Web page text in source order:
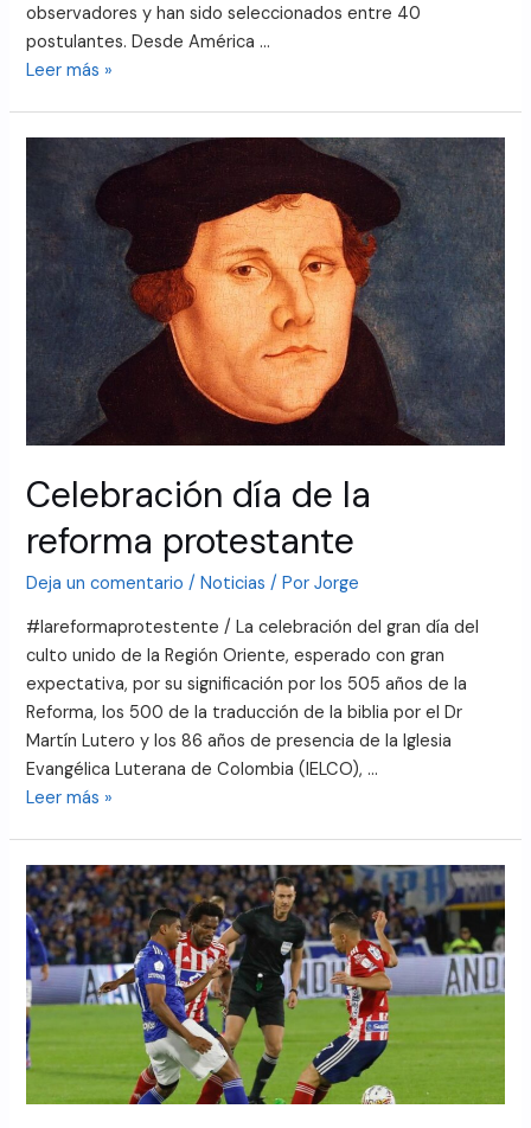
observadores y han sido seleccionados entre 40
postulantes. Desde América …
Leer más »
Celebración día de la
reforma protestante
Deja un comentario /Noticias / PorJorge
#lareformaprotestente / La celebración del gran día del
culto unido de la Región Oriente, esperado con gran
expectativa, por su significación por los 505 años de la
Reforma, los 500 de la traducción de la biblia por el Dr
Martín Lutero y los 86 años de presencia de la Iglesia
Evangélica Luterana de Colombia (IELCO), …
Leer más »